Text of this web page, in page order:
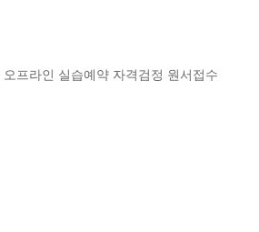
오프라인 실습예약 자격검정 원서접수